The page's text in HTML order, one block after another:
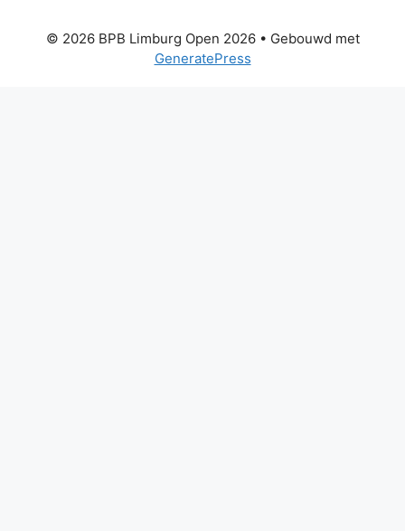
© 2026 BPB Limburg Open 2026• Gebouwd met
GeneratePress